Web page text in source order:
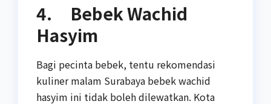
4. Bebek Wachid
Hasyim
Bagi pecinta bebek, tentu rekomendasi
kuliner malam Surabaya bebek wachid
hasyim ini tidak boleh dilewatkan. Kota